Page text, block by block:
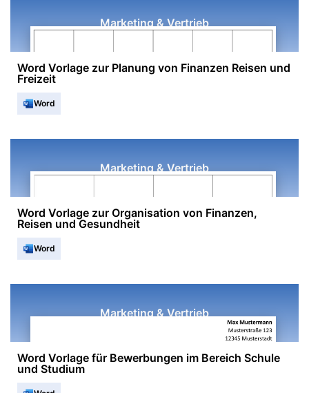
Marketing & Vertrieb
Word Vorlage zur Planung von Finanzen Reisen und
Freizeit
Word
Marketing & Vertrieb
Word Vorlage zur Organisation von Finanzen,
Reisen und Gesundheit
Word
Marketing & Vertrieb
Word Vorlage für Bewerbungen im Bereich Schule
und Studium